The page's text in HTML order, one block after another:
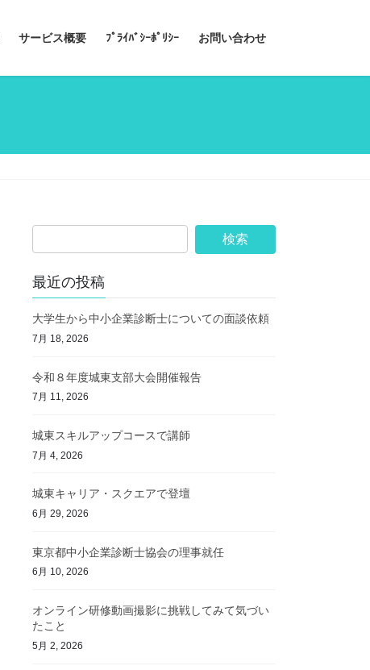
サービス概要 ﾌﾟﾗｲﾊﾞｼｰﾎﾟﾘｼｰ お問い合わせ
最近の投稿
大学生から中小企業診断士についての面談依頼
7月 18, 2026
令和８年度城東支部大会開催報告
7月 11, 2026
城東スキルアップコースで講師
7月 4, 2026
城東キャリア・スクエアで登壇
6月 29, 2026
東京都中小企業診断士協会の理事就任
6月 10, 2026
オンライン研修動画撮影に挑戦してみて気づい
たこと
5月 2, 2026